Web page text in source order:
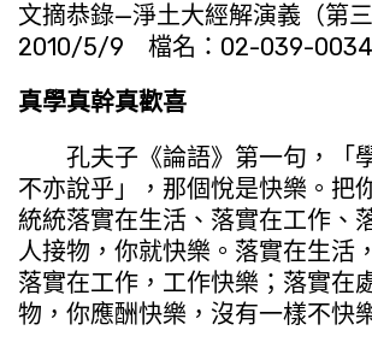
文摘恭錄—淨土大經解演義（第三
2010/5/9 檔名：02-039-0034
真學真幹真歡喜
孔夫子《論語》第一句，「學
不亦說乎」，那個悅是快樂。把
統統落實在生活、落實在工作、
人接物，你就快樂。落實在生活
落實在工作，工作快樂；落實在
物，你應酬快樂，沒有一樣不快